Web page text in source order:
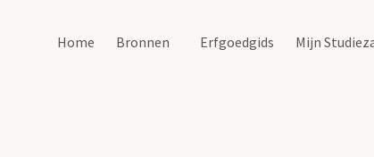
Home Bronnen Erfgoedgids Mijn